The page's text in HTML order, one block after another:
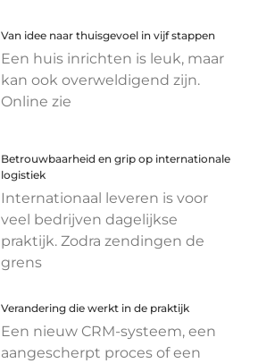
Van idee naar thuisgevoel in vijf stappen
Een huis inrichten is leuk, maar
kan ook overweldigend zijn.
Online zie
Betrouwbaarheid en grip op internationale
logistiek
Internationaal leveren is voor
veel bedrijven dagelijkse
praktijk. Zodra zendingen de
grens
Verandering die werkt in de praktijk
Een nieuw CRM-systeem, een
aangescherpt proces of een